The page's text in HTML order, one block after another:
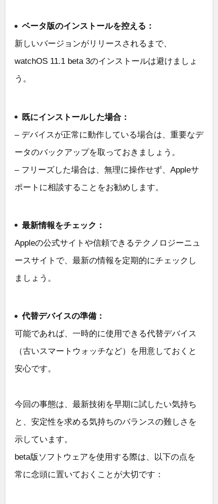
ベータ版のインストールを控える：
新しいバージョンがリリースされるまで、
watchOS 11.1 beta 3のインストールは避けましょ
う。
既にインストールした場合：
– デバイスが正常に動作している場合は、重要なデ
ータのバックアップを取っておきましょう。
– フリーズした場合は、無理に操作せず、Appleサ
ポートに相談することをお勧めします。
最新情報をチェック：
Appleの公式サイトや信頼できるテクノロジーニュ
ースサイトで、最新の情報を定期的にチェックし
ましょう。
代替デバイスの準備：
可能であれば、一時的に使用できる代替デバイス
（古いスマートウォッチなど）を用意しておくと
安心です。
今回の事態は、最新技術を早期に試したい気持ち
と、安定性を求める気持ちのバランスの難しさを
示しています。
beta版ソフトウェアを使用する際は、以下の点を
常に念頭に置いておくことが大切です：